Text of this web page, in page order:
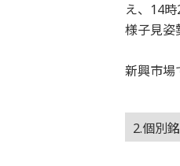
え、14
様子見姿
新興市場
2.個別